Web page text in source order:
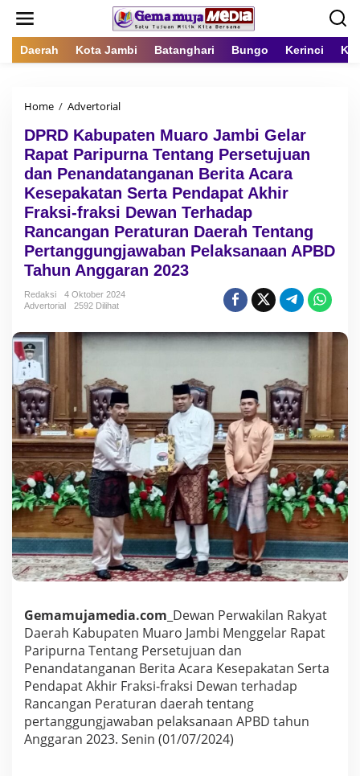
Daerah Kota Jambi Batanghari Bungo Kerinci
Home / Advertorial
R
D
K
a
b
u
p
a
t
e
n
M
r
o
a
m
b
i
G
e
l
R
a
p
a
t
P
r
i
p
u
r
n
a
e
n
DPRD Kabupaten Muaro Jambi Gelar
Rapat Paripurna Tentang Persetujuan
dan Penandatanganan Berita Acara
Kesepakatan Serta Pendapat Akhir
Fraksi-fraksi Dewan Terhadap
Rancangan Peraturan Daerah Tentang
Pertanggungjawaban Pelaksanaan APBD
Tahun Anggaran 2023
Redaksi
4 Oktober 2024
Advertorial
2592 Dilihat
Gemamujamedia.com _Dewan Perwakilan Rakyat
Daerah Kabupaten Muaro Jambi Menggelar Rapat
Paripurna Tentang Persetujuan dan
Penandatanganan Berita Acara Kesepakatan Serta
Pendapat Akhir Fraksi-fraksi Dewan terhadap
Rancangan Peraturan daerah tentang
pertanggungjawaban pelaksanaan APBD tahun
Anggaran 2023. Senin (01/07/2024)